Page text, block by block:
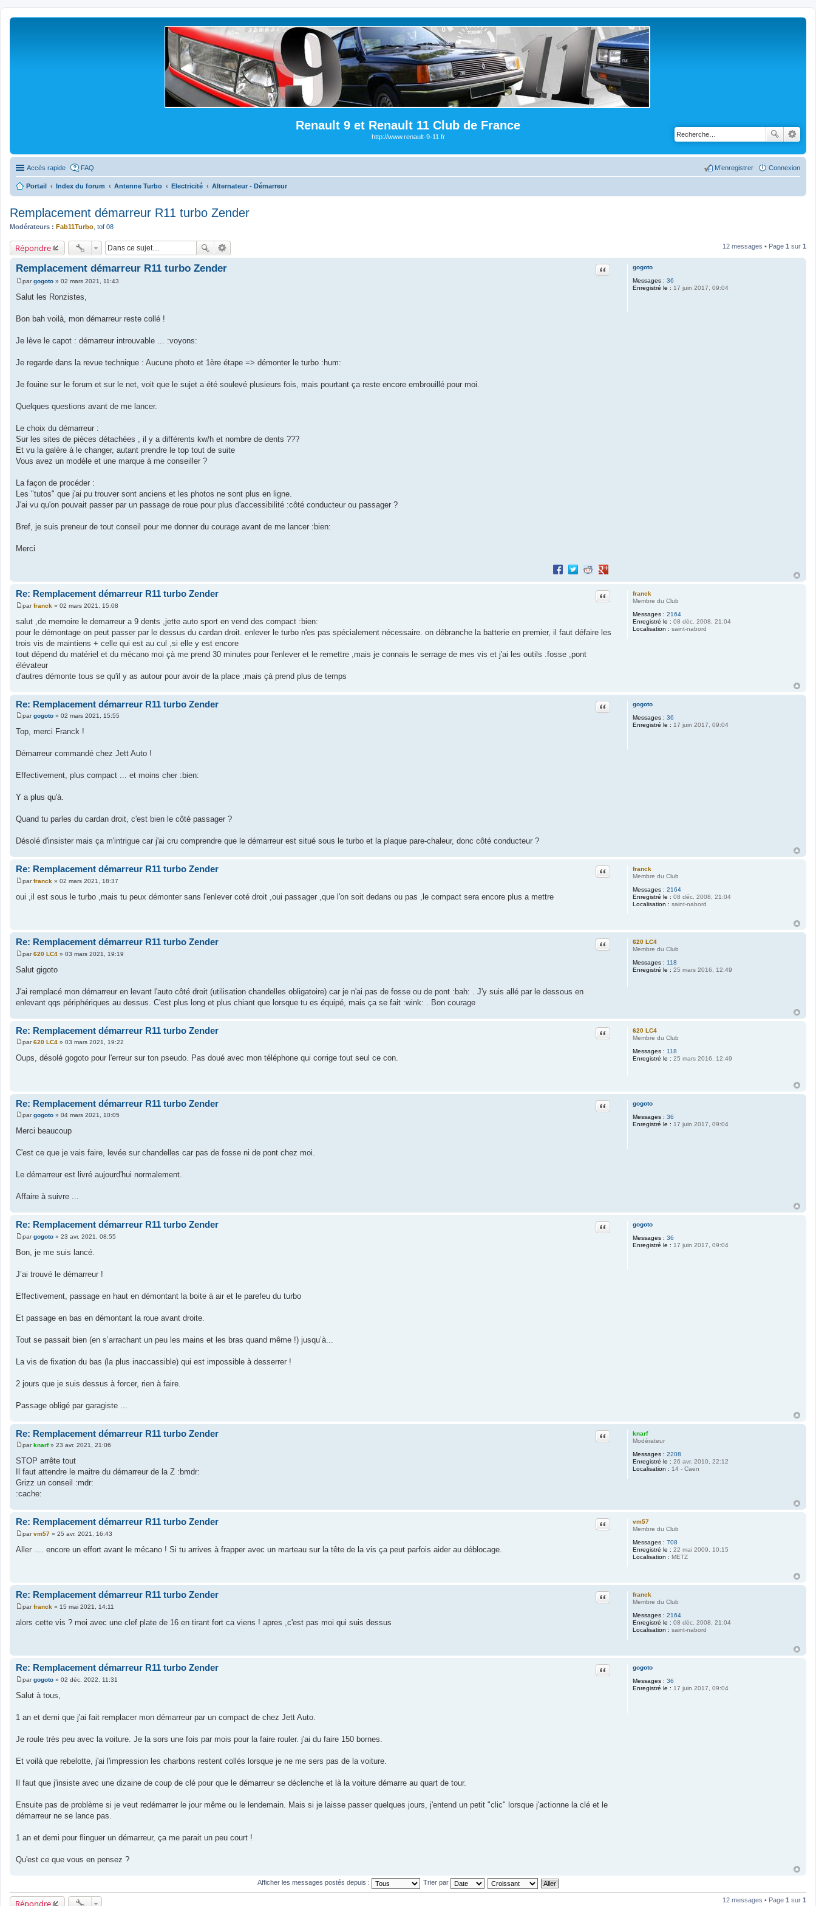
Renault 9 et Renault 11 Club de France
http://www.renault-9-11.fr
Accès rapide FAQ Connexion
M’enregistrer
Portail Index du forum Antenne Turbo Electricité Alternateur - Démarreur
Remplacement démarreur R11 turbo Zender
Modérateurs : Fab11Turbo tof 08
Répondre 12 messages • Page 1 sur 1
gogoto
Messages : 36
Enregistré le : 17 juin 2017, 09:04
Remplacement démarreur R11 turbo Zender Citation
M
e
s
g
pargogoto » 02 mars 2021, 11:43
Salut les Ronzistes,
Bon bah voilà, mon démarreur reste collé !
Je lève le capot : démarreur introuvable ... :voyons:
Je regarde dans la revue technique : Aucune photo et 1ère étape => démonter le turbo :hum:
Je fouine sur le forum et sur le net, voit que le sujet a été soulevé plusieurs fois, mais pourtant ça reste encore embrouillé pour moi.
Quelques questions avant de me lancer.
Le choix du démarreur :
Sur les sites de pièces détachées , il y a différents kw/h et nombre de dents ???
Et vu la galère à le changer, autant prendre le top tout de suite
Vous avez un modèle et une marque à me conseiller ?
La façon de procéder :
Les "tutos" que j'ai pu trouver sont anciens et les photos ne sont plus en ligne.
J'ai vu qu'on pouvait passer par un passage de roue pour plus d'accessibilité :côté conducteur ou passager ?
Bref, je suis preneur de tout conseil pour me donner du courage avant de me lancer :bien:
Merci
Partager sur Facebook
Partager sur Twitter
Partager sur Reddit
Partager sur Google+
franck
Membre du Club
Messages : 2164
Enregistré le : 08 déc. 2008, 21:04
Localisation : saint-nabord
Re: Remplacement démarreur R11 turbo Zender Citation
M
e
s
s
a
g
e
parfranck » 02 mars 2021, 15:08
salut ,de memoire le demarreur a 9 dents ,jette auto sport en vend des compact :bien:
pour le démontage on peut passer par le dessus du cardan droit. enlever le turbo n'es pas spécialement nécessaire. on débranche la batterie en premier, il faut défaire les
trois vis de maintiens + celle qui est au cul ,si elle y est encore
tout dépend du matériel et du mécano moi çà me prend 30 minutes pour l'enlever et le remettre ,mais je connais le serrage de mes vis et j'ai les outils .fosse ,pont
élévateur
d'autres démonte tous se qu'il y as autour pour avoir de la place ;mais çà prend plus de temps
gogoto
Messages : 36
Enregistré le : 17 juin 2017, 09:04
Re: Remplacement démarreur R11 turbo Zender Citation
M
s
a
g
pargogoto » 02 mars 2021, 15:55
Top, merci Franck !
Démarreur commandé chez Jett Auto !
Effectivement, plus compact ... et moins cher :bien:
Y a plus qu'à.
Quand tu parles du cardan droit, c'est bien le côté passager ?
Désolé d'insister mais ça m'intrigue car j'ai cru comprendre que le démarreur est situé sous le turbo et la plaque pare-chaleur, donc côté conducteur ?
franck
Membre du Club
Messages : 2164
Enregistré le : 08 déc. 2008, 21:04
Localisation : saint-nabord
Re: Remplacement démarreur R11 turbo Zender Citation
M
e
s
parfranck » 02 mars 2021, 18:37
oui ,il est sous le turbo ,mais tu peux démonter sans l'enlever coté droit ,oui passager ,que l'on soit dedans ou pas ,le compact sera encore plus a mettre
620 LC4
Membre du Club
Messages : 118
Enregistré le : 25 mars 2016, 12:49
Re: Remplacement démarreur R11 turbo Zender Citation
M
e
s
a
g
e
par620 LC4 » 03 mars 2021, 19:19
Salut gigoto
J'ai remplacé mon démarreur en levant l'auto côté droit (utilisation chandelles obligatoire) car je n'ai pas de fosse ou de pont :bah: . J'y suis allé par le dessous en
enlevant qqs périphériques au dessus. C'est plus long et plus chiant que lorsque tu es équipé, mais ça se fait :wink: . Bon courage
620 LC4
Membre du Club
Messages : 118
Enregistré le : 25 mars 2016, 12:49
Re: Remplacement démarreur R11 turbo Zender Citation
M
s
par620 LC4 » 03 mars 2021, 19:22
Oups, désolé gogoto pour l'erreur sur ton pseudo. Pas doué avec mon téléphone qui corrige tout seul ce con.
gogoto
Messages : 36
Enregistré le : 17 juin 2017, 09:04
Re: Remplacement démarreur R11 turbo Zender Citation
M
s
g
pargogoto » 04 mars 2021, 10:05
Merci beaucoup
C'est ce que je vais faire, levée sur chandelles car pas de fosse ni de pont chez moi.
Le démarreur est livré aujourd'hui normalement.
Affaire à suivre ...
gogoto
Messages : 36
Enregistré le : 17 juin 2017, 09:04
Re: Remplacement démarreur R11 turbo Zender Citation
M
s
g
pargogoto » 23 avr. 2021, 08:55
Bon, je me suis lancé.
J’ai trouvé le démarreur !
Effectivement, passage en haut en démontant la boite à air et le parefeu du turbo
Et passage en bas en démontant la roue avant droite.
Tout se passait bien (en s’arrachant un peu les mains et les bras quand même !) jusqu’à...
La vis de fixation du bas (la plus inaccassible) qui est impossible à desserrer !
2 jours que je suis dessus à forcer, rien à faire.
Passage obligé par garagiste ...
knarf
Modérateur
Messages : 2208
Enregistré le : 26 avr. 2010, 22:12
Localisation : 14 - Caen
Re: Remplacement démarreur R11 turbo Zender Citation
M
e
s
s
a
g
e
parknarf» 23 avr. 2021, 21:06
STOP arrête tout
Il faut attendre le maitre du démarreur de la Z :bmdr:
Grizz un conseil :mdr:
:cache:
vm57
Membre du Club
Messages : 708
Enregistré le : 22 mai 2009, 10:15
Localisation : METZ
Re: Remplacement démarreur R11 turbo Zender Citation
M
e
s
parvm57 » 25 avr. 2021, 16:43
Aller .... encore un effort avant le mécano ! Si tu arrives à frapper avec un marteau sur la tête de la vis ça peut parfois aider au déblocage.
franck
Membre du Club
Messages : 2164
Enregistré le : 08 déc. 2008, 21:04
Localisation : saint-nabord
Re: Remplacement démarreur R11 turbo Zender Citation
M
s
e
parfranck » 15 mai 2021, 14:11
alors cette vis ? moi avec une clef plate de 16 en tirant fort ca viens ! apres ,c'est pas moi qui suis dessus
gogoto
Messages : 36
Enregistré le : 17 juin 2017, 09:04
Re: Remplacement démarreur R11 turbo Zender Citation
M
e
s
g
pargogoto » 02 déc. 2022, 11:31
Salut à tous,
1 an et demi que j'ai fait remplacer mon démarreur par un compact de chez Jett Auto.
Je roule très peu avec la voiture. Je la sors une fois par mois pour la faire rouler. j'ai du faire 150 bornes.
Et voilà que rebelotte, j'ai l'impression les charbons restent collés lorsque je ne me sers pas de la voiture.
Il faut que j'insiste avec une dizaine de coup de clé pour que le démarreur se déclenche et là la voiture démarre au quart de tour.
Ensuite pas de problème si je veut redémarrer le jour même ou le lendemain. Mais si je laisse passer quelques jours, j'entend un petit "clic" lorsque j'actionne la clé et le
démarreur ne se lance pas.
1 an et demi pour flinguer un démarreur, ça me parait un peu court !
Qu'est ce que vous en pensez ?
Afficher les messages postés depuis : Trier par
Répondre 12 messages • Page 1 sur 1